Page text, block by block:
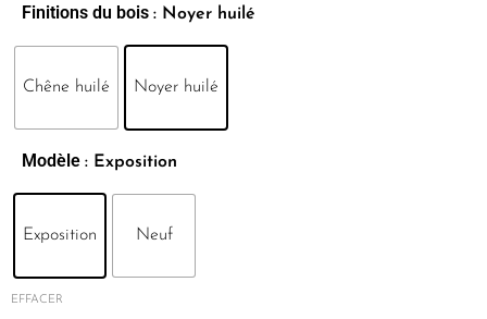
Finitions du bois : Noyer huilé
Chêne huilé Noyer huilé
Modèle : Exposition
Exposition Neuf
EFFACER